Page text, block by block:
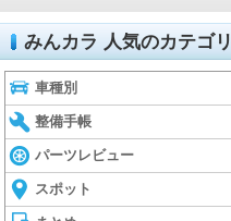
みんカラ 人気のカテゴリ
車種別
整備手帳
パーツレビュー
スポット